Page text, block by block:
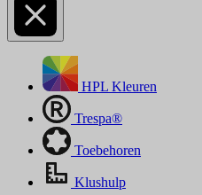
HPL Kleuren
Trespa®
Toebehoren
Klushulp